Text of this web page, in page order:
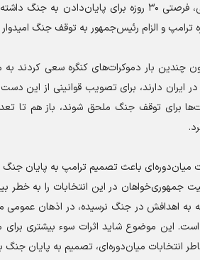
جنگی این اجازه به رئیس‌جمهور داده شده که در شرایط جنگی، فرصتی
چندین بار دموکرات‌های کنگره سعی کردند
میان‌دوره‌ای باعث تصمیم ترامپ به پایان جنگ
در این انتخابات را به خطر
در جنگ نرسیده، در اذهان عمومی
این موضوع شاید اثرات سوء بیشتری برای
انتخابات میان‌دوره‌ای، تصمیم به پایان جنگ